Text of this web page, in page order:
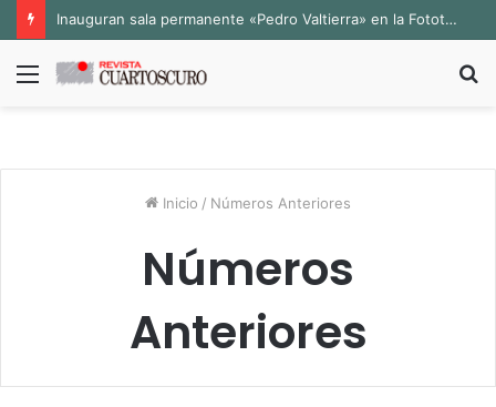
Inauguran sala permanente «Pedro Valtierra» en la Fototeca de Zacatecas
Menú
Inicio / Números Anteriores
Números
Anteriores